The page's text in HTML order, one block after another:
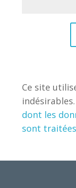
Ce site
indésirables.
dont les
sont traitées